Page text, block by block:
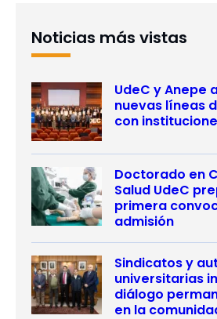
Noticias más vistas
UdeC y Anepe
nuevas líneas
con
Doctorado en
Salud UdeC
primera
admisión
Sindicatos y
universitarias
diálogo
en la